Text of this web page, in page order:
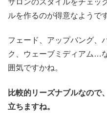
ルを作るのが得意なようで
フェード、アップバング、
ク、ウェーブミディアム…
囲気ですかね。
比較的リーズナブルなので
立ちますね。